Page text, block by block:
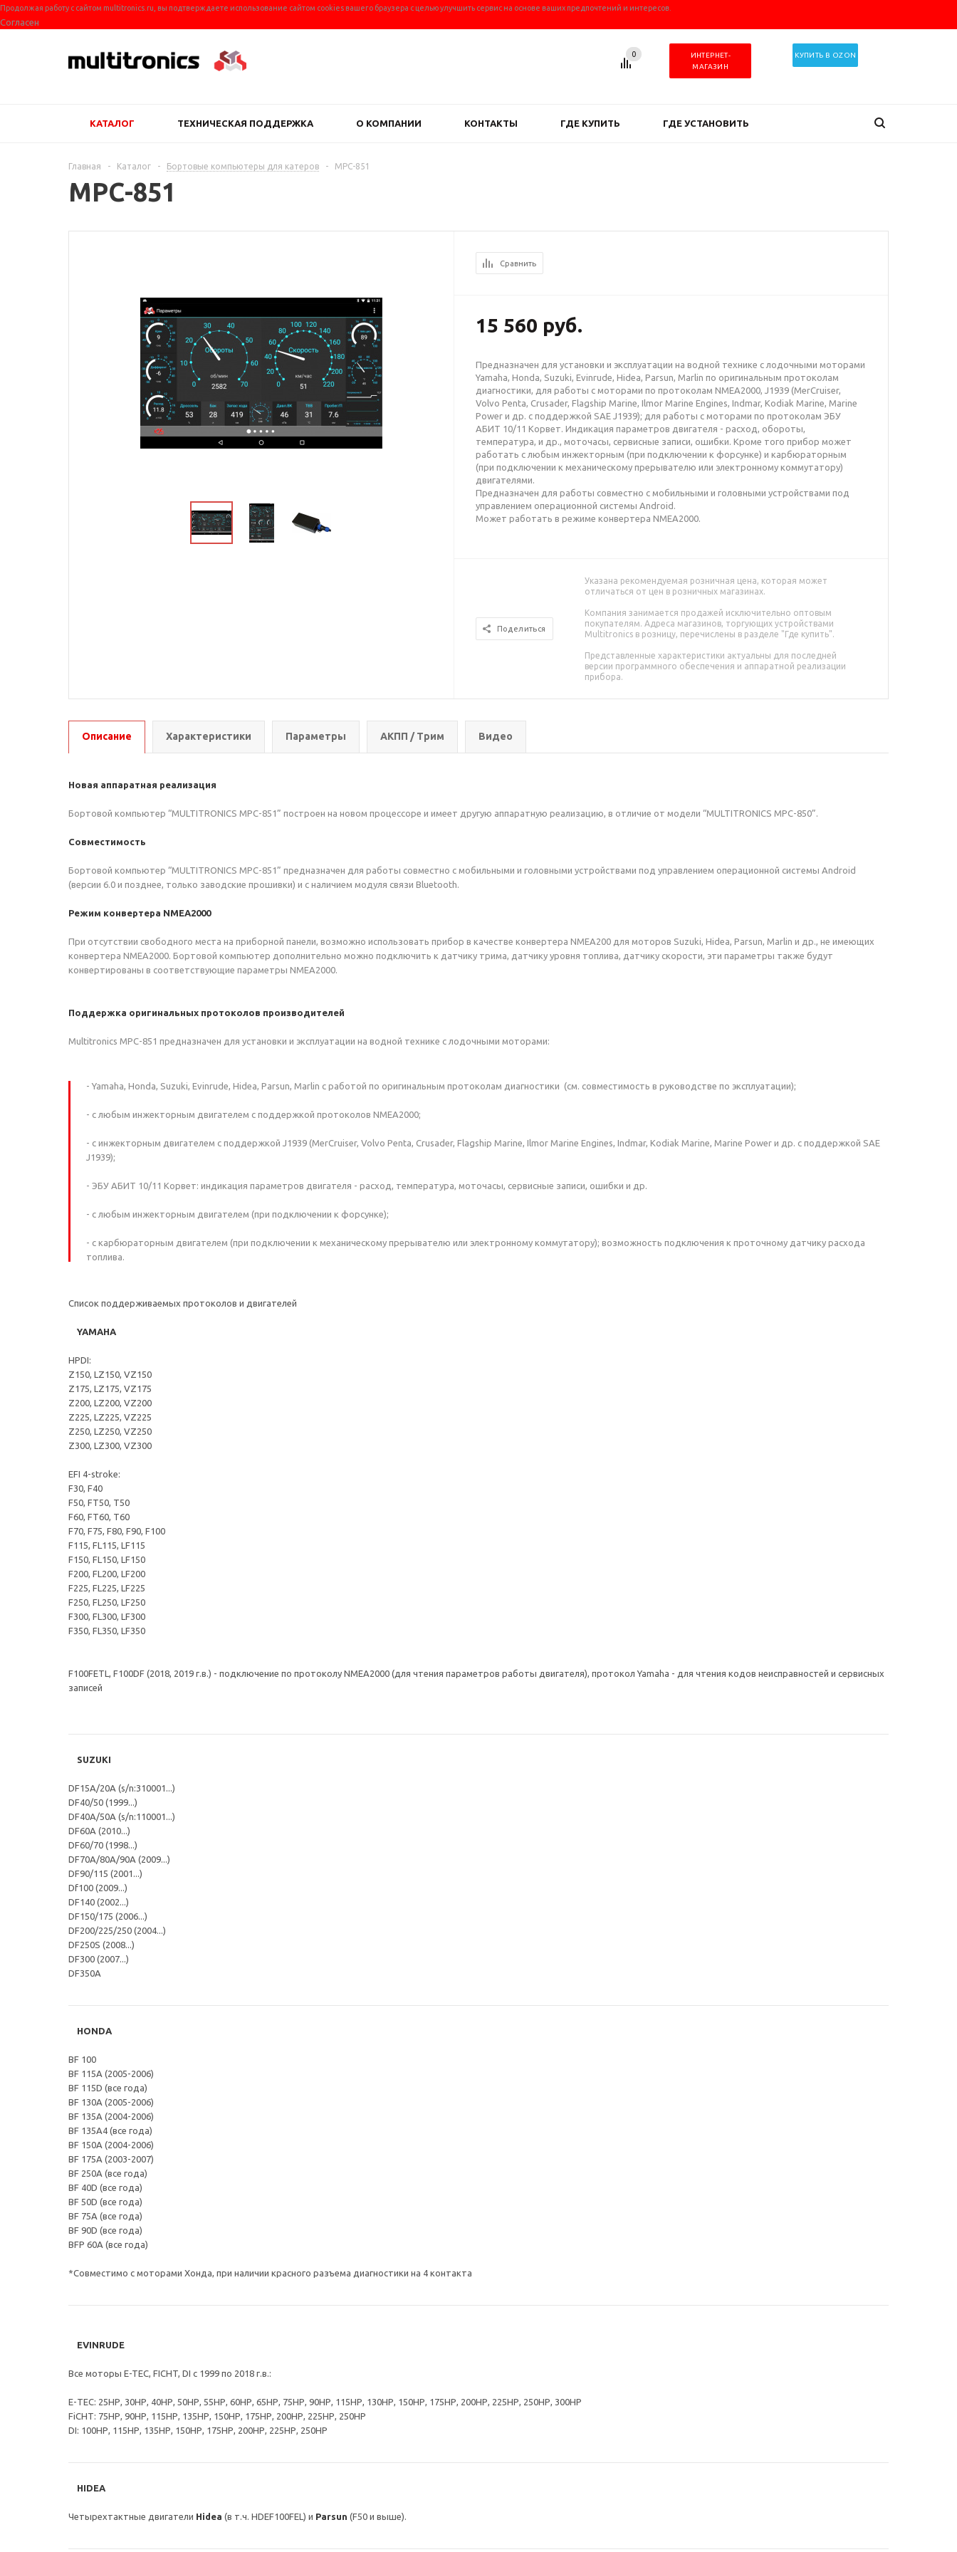
Продолжая работу с сайтом multitronics.ru, вы подтверждаете использование сайтом cookies вашего браузера с целью улучшить сервис на основе ваших предпочтений и интересов.
Согласен
КУПИТЬ В OZON
ИНТЕРНЕТ-
МАГАЗИН
0
КАТАЛОГ ТЕХНИЧЕСКАЯ ПОДДЕРЖКА О КОМПАНИИ КОНТАКТЫ ГДЕ КУПИТЬ ГДЕ УСТАНОВИТЬ
Главная - Каталог - Бортовые компьютеры для катеров - MPC-851
MPC-851
Сравнить
15 560 руб.
Предназначен для установки и эксплуатации на водной технике с лодочными моторами
Yamaha, Honda, Suzuki, Evinrude, Hidea, Parsun, Marlin по оригинальным протоколам
диагностики, для работы с моторами по протоколам NMEA2000, J1939 (MerCruiser,
Volvo Penta, Crusader, Flagship Marine, Ilmor Marine Engines, Indmar, Kodiak Marine, Marine
Power и др. с поддержкой SAE J1939); для работы с моторами по протоколам ЭБУ
АБИТ 10/11 Корвет. Индикация параметров двигателя - расход, обороты,
температура, и др., моточасы, сервисные записи, ошибки. Кроме того прибор может
работать с любым инжекторным (при подключении к форсунке) и карбюраторным
(при подключении к механическому прерывателю или электронному коммутатору)
двигателями.
Предназначен для работы совместно с мобильными и головными устройствами под
управлением операционной системы Android.
Может работать в режиме конвертера NMEA2000.
Поделиться
Указана рекомендуемая розничная цена, которая может
отличаться от цен в розничных магазинах.
Компания занимается продажей исключительно оптовым
покупателям. Адреса магазинов, торгующих устройствами
Multitronics в розницу, перечислены в разделе "Где купить".
Представленные характеристики актуальны для последней
версии программного обеспечения и аппаратной реализации
прибора.
Описание Характеристики Параметры АКПП / Трим Видео
Новая аппаратная реализация
Бортовой компьютер “MULTITRONICS MPC-851” построен на новом процессоре и имеет другую аппаратную реализацию, в отличие от модели “MULTITRONICS MPC-850”.
Совместимость
Бортовой компьютер “MULTITRONICS MPC-851” предназначен для работы совместно с мобильными и головными устройствами под управлением операционной системы Android
(версии 6.0 и позднее, только заводские прошивки) и с наличием модуля связи Bluetooth.
Режим конвертера NMEA2000
При отсутствии свободного места на приборной панели, возможно использовать прибор в качестве конвертера NMEA200 для моторов Suzuki, Hidea, Parsun, Marlin и др., не имеющих
конвертера NMEA2000. Бортовой компьютер дополнительно можно подключить к датчику трима, датчику уровня топлива, датчику скорости, эти параметры также будут
конвертированы в соответствующие параметры NMEA2000.
Поддержка оригинальных протоколов производителей
Multitronics MPC-851 предназначен для установки и эксплуатации на водной технике с лодочными моторами:
- Yamaha, Honda, Suzuki, Evinrude, Hidea, Parsun, Marlin с работой по оригинальным протоколам диагностики (см. совместимость в руководстве по эксплуатации);
- с любым инжекторным двигателем с поддержкой протоколов NMEA2000;
- с инжекторным двигателем с поддержкой J1939 (MerCruiser, Volvo Penta, Crusader, Flagship Marine, Ilmor Marine Engines, Indmar, Kodiak Marine, Marine Power и др. с поддержкой SAE
J1939);
- ЭБУ АБИТ 10/11 Корвет: индикация параметров двигателя - расход, температура, моточасы, сервисные записи, ошибки и др.
- с любым инжекторным двигателем (при подключении к форсунке);
- с карбюраторным двигателем (при подключении к механическому прерывателю или электронному коммутатору); возможность подключения к проточному датчику расхода
топлива.
Список поддерживаемых протоколов и двигателей
YAMAHA
HPDI:
Z150, LZ150, VZ150
Z175, LZ175, VZ175
Z200, LZ200, VZ200
Z225, LZ225, VZ225
Z250, LZ250, VZ250
Z300, LZ300, VZ300
EFI 4-stroke:
F30, F40
F50, FT50, T50
F60, FT60, T60
F70, F75, F80, F90, F100
F115, FL115, LF115
F150, FL150, LF150
F200, FL200, LF200
F225, FL225, LF225
F250, FL250, LF250
F300, FL300, LF300
F350, FL350, LF350
F100FETL, F100DF (2018, 2019 г.в.) - подключение по протоколу NMEA2000 (для чтения параметров работы двигателя), протокол Yamaha - для чтения кодов неисправностей и сервисных
записей
SUZUKI
DF15A/20A (s/n:310001...)
DF40/50 (1999...)
DF40A/50A (s/n:110001...)
DF60A (2010...)
DF60/70 (1998...)
DF70A/80A/90A (2009...)
DF90/115 (2001...)
Df100 (2009...)
DF140 (2002...)
DF150/175 (2006...)
DF200/225/250 (2004...)
DF250S (2008...)
DF300 (2007...)
DF350A
HONDA
BF 100
BF 115A (2005-2006)
BF 115D (все года)
BF 130A (2005-2006)
BF 135A (2004-2006)
BF 135A4 (все года)
BF 150A (2004-2006)
BF 175A (2003-2007)
BF 250A (все года)
BF 40D (все года)
BF 50D (все года)
BF 75A (все года)
BF 90D (все года)
BFP 60A (все года)
*Совместимо с моторами Хонда, при наличии красного разъема диагностики на 4 контакта
EVINRUDE
Все моторы E-TEC, FICHT, DI с 1999 по 2018 г.в.:
Е-ТЕС: 25НР, 30НР, 40НР, 50НР, 55НР, 60НР, 65НР, 75НР, 90НР, 115НР, 130НР, 150НР, 175НР, 200НР, 225НР, 250НР, 300НР
FiСНТ: 75НР, 90НР, 115НР, 135НР, 150НР, 175НР, 200НР, 225НР, 250НР
DI: 100НР, 115НР, 135НР, 150НР, 175НР, 200НР, 225НР, 250НР
HIDEA
Четырехтактные двигатели Hidea (в т.ч. HDEF100FEL) и Parsun (F50 и выше).